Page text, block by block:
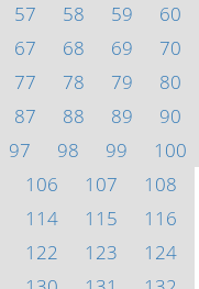
57 58 59
60
67 68 69
70
77 78 79
80
87 88 89
90
97 98 99
100
106 107
108
114 115
116
122 123
124